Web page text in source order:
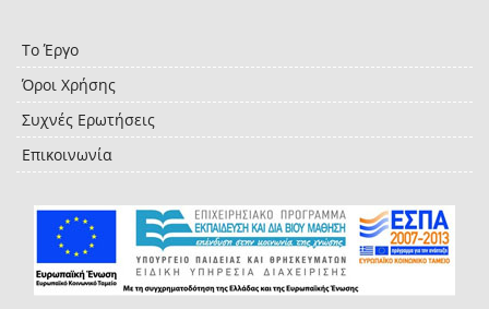
Το Έργο
Όροι Χρήσης
Συχνές Ερωτήσεις
Επικοινωνία